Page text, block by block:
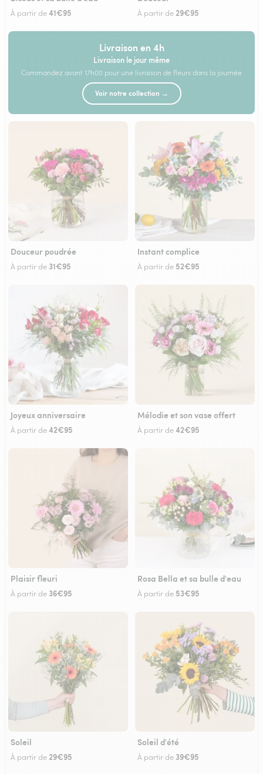
À partir de41€95 À partir de29€95
Livraison en 4h
Livraison le jour même
Commandez avant 17h00 pour une livraison de fleurs dans la journée
Voir notre collection →
Douceur poudrée
À partir de 31€95
Instant complice
À partir de 52€95
Joyeux anniversaire
À partir de42€95
Mélodie et son vase offert
À partir de42€95
Plaisir fleuri
À partir de 36€95
Rosa Bella et sa bulle d'eau
À partir de 53€95
Soleil
À partir de 29€95
Soleil d'été
À partir de 39€95